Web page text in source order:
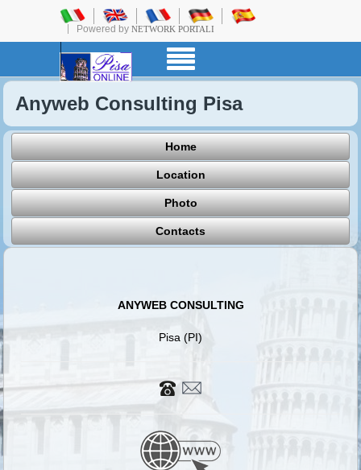
Powered by NETWORK PORTALI
Anyweb Consulting Pisa
Home
Location
Photo
Contacts
ANYWEB CONSULTING
Pisa (PI)